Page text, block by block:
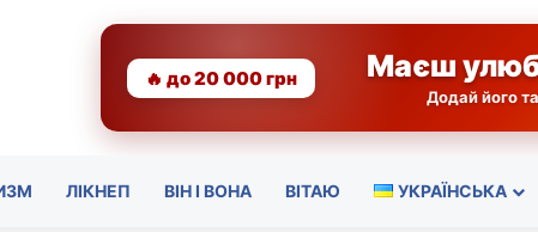
🔥 до 20 000 грн Маєш
Додай його
ЛІКНЕП ВІН І ВОНА ВІТАЮ УКРАЇНСЬКА